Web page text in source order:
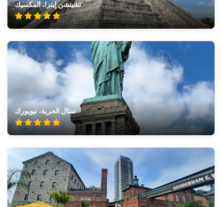
تشيتشن إيتزا، المكسيك
تمثال الحرية، نيويورك